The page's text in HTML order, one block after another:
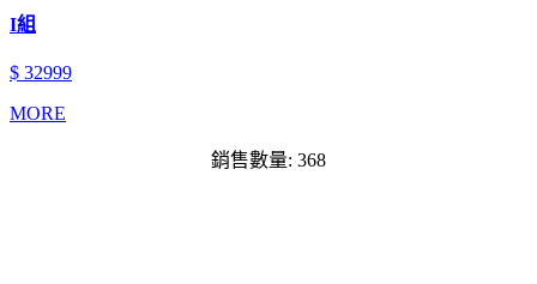
I組
$ 32999
MORE
銷售數量: 368